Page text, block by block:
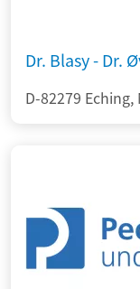
Dr. Blasy - Dr.
D-82279